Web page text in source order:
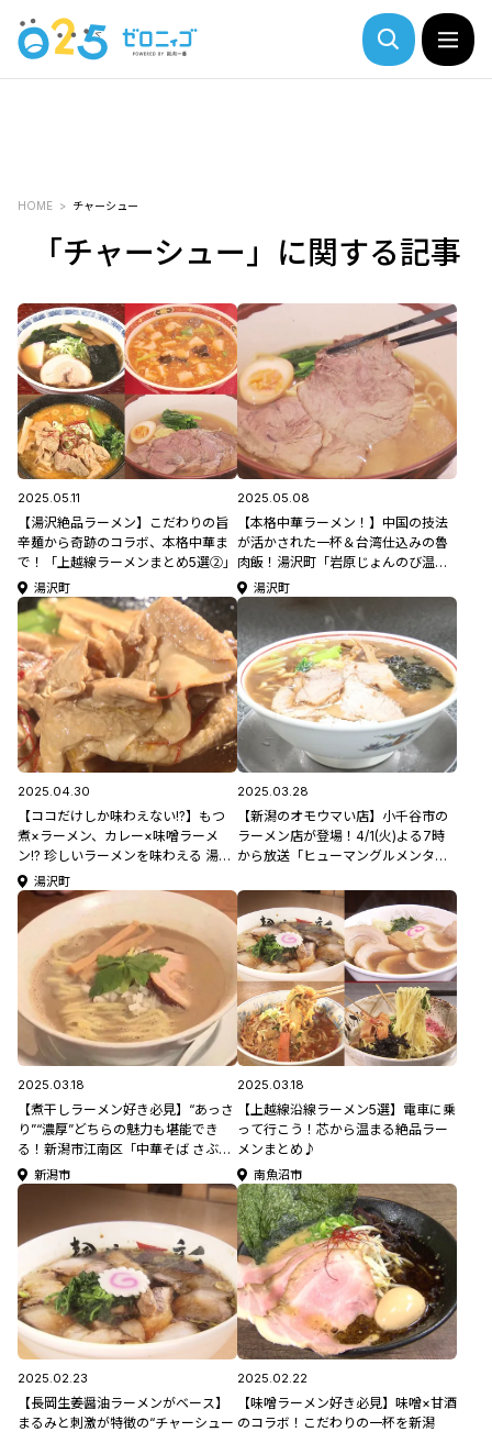
HOME チャーシュー
「チャーシュー」に関する記事
2025.05.11
【湯沢絶品ラーメン】こだわりの旨
辛麺から奇跡のコラボ、本格中華ま
で！「上越線ラーメンまとめ5選②」
湯沢町
2025.05.08
【本格中華ラーメン！】中国の技法
が活かされた一杯＆台湾仕込みの魯
肉飯！湯沢町「岩原じょんのび温泉
ホテル」
湯沢町
2025.04.30
【ココだけしか味わえない!?】もつ
煮×ラーメン、カレー×味噌ラーメ
ン!? 珍しいラーメンを味わえる 湯沢
町「道の駅みつまた」
湯沢町
2025.03.28
【新潟のオモウマい店】小千谷市の
ラーメン店が登場！4/1(火)よる7時
から放送「ヒューマングルメンタリ
2025.03.18
【煮干しラーメン好き必見】“あっさ
り”“濃厚”どちらの魅力も堪能でき
る！新潟市江南区「中華そば さぶろ
う」新潟市
2025.03.18
【上越線沿線ラーメン5選】電車に乗
って行こう！芯から温まる絶品ラー
メンまとめ♪
南魚沼市
2025.02.23
【長岡生姜醤油ラーメンがベース】
まるみと刺激が特徴の“チャーシュー
2025.02.22
【味噌ラーメン好き必見】味噌×甘酒
のコラボ！こだわりの一杯を新潟